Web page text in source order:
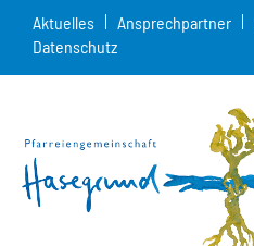
Aktuelles Ansprechpartner
Datenschutz